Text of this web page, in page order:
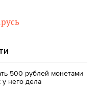
500 рублей монетами
него дела